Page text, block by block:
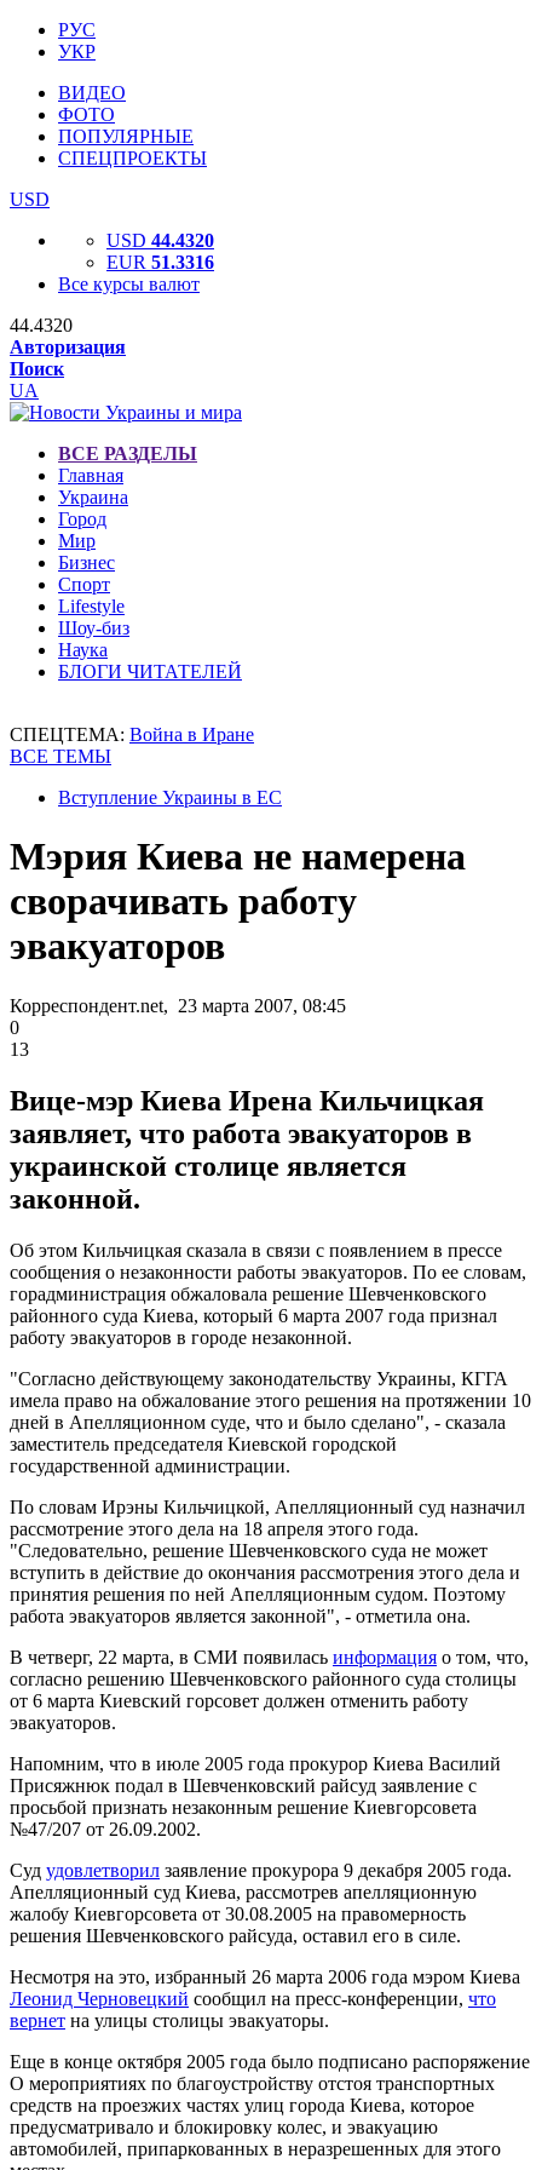
РУС
УКР
ВИДЕО
ФОТО
ПОПУЛЯРНЫЕ
СПЕЦПРОЕКТЫ
USD
USD 44.4320
EUR 51.3316
Все курсы валют
44.4320
Авторизация
Поиск
UA
ВСЕ РАЗДЕЛЫ
Главная
Украина
Город
Мир
Бизнес
Спорт
Lifestyle
Шоу-биз
Наука
БЛОГИ ЧИТАТЕЛЕЙ
СПЕЦТЕМА: Война в Иране
ВСЕ ТЕМЫ
Вступление Украины в ЕС
Мэрия Киева не намерена
сворачивать работу
эвакуаторов
Корреспондент.net, 23 марта 2007, 08:45
0
13
Вице-мэр Киева Ирена Кильчицкая
заявляет, что работа эвакуаторов в
украинской столице является
законной.
Об этом Кильчицкая сказала в связи с появлением в прессе
сообщения о незаконности работы эвакуаторов. По ее словам,
горадминистрация обжаловала решение Шевченковского
районного суда Киева, который 6 марта 2007 года признал
работу эвакуаторов в городе незаконной.
"Согласно действующему законодательству Украины, КГГА
имела право на обжалование этого решения на протяжении 10
дней в Апелляционном суде, что и было сделано", - сказала
заместитель председателя Киевской городской
государственной администрации.
По словам Ирэны Кильчицкой, Апелляционный суд назначил
рассмотрение этого дела на 18 апреля этого года.
"Следовательно, решение Шевченковского суда не может
вступить в действие до окончания рассмотрения этого дела и
принятия решения по ней Апелляционным судом. Поэтому
работа эвакуаторов является законной", - отметила она.
В четверг, 22 марта, в СМИ появилась информация о том, что,
согласно решению Шевченковского районного суда столицы
от 6 марта Киевский горсовет должен отменить работу
эвакуаторов.
Напомним, что в июле 2005 года прокурор Киева Василий
Присяжнюк подал в Шевченковский райсуд заявление с
просьбой признать незаконным решение Киевгорсовета
№47/207 от 26.09.2002.
Суд удовлетворил заявление прокурора 9 декабря 2005 года.
Апелляционный суд Киева, рассмотрев апелляционную
жалобу Киевгорсовета от 30.08.2005 на правомерность
решения Шевченковского райсуда, оставил его в силе.
Несмотря на это, избранный 26 марта 2006 года мэром Киева
Леонид Черновецкий сообщил на пресс-конференции, что
вернет на улицы столицы эвакуаторы.
Еще в конце октября 2005 года было подписано распоряжение
О мероприятиях по благоустройству отстоя транспортных
средств на проезжих частях улиц города Киева, которое
предусматривало и блокировку колес, и эвакуацию
автомобилей, припаркованных в неразрешенных для этого